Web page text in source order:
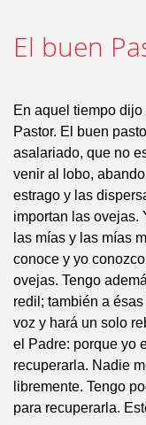
El buen
En aquel tiempo
Pastor. El buen
asalariado, que no
venir al lobo,
estrago y las
importan las ovejas.
las mías y las mías
conoce y yo
ovejas. Tengo
redil; también a
voz y hará un solo
el Padre: porque yo
recuperarla. Nadie
libremente. Tengo
para recuperarla.